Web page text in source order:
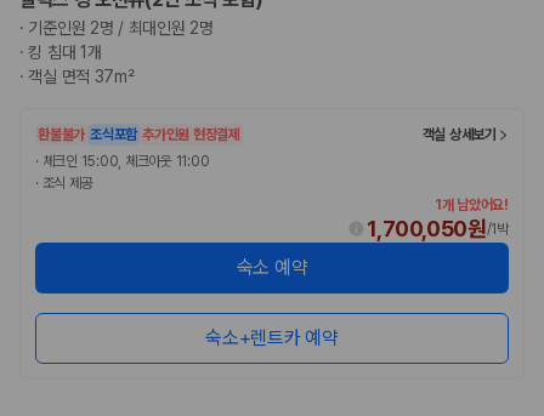
· 기준인원 2명 / 최대인원 2명
·킹 침대 1개
·객실 면적 37m²
환불불가 조식포함 추가인원 현장결제
객실 상세보기
· 체크인 15:00, 체크아웃 11:00
· 조식 제공
1개 남았어요!
1,700,050원/1박
숙소 예약
숙소+렌트카 예약